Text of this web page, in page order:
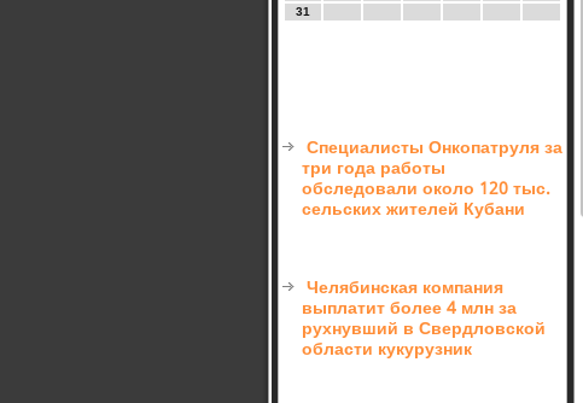
31
Специалисты Онкопатруля за
три года работы
обследовали около 120 тыс.
сельских жителей Кубани
Челябинская компания
выплатит более 4 млн за
рухнувший в Свердловской
области кукурузник